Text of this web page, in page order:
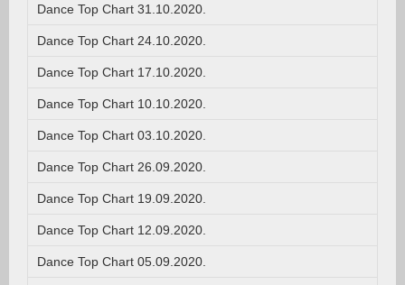
Dance Top Chart 31.10.2020.
Dance Top Chart 24.10.2020.
Dance Top Chart 17.10.2020.
Dance Top Chart 10.10.2020.
Dance Top Chart 03.10.2020.
Dance Top Chart 26.09.2020.
Dance Top Chart 19.09.2020.
Dance Top Chart 12.09.2020.
Dance Top Chart 05.09.2020.